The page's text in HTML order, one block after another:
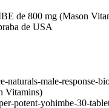
de 800 mg (Mason
de USA
naturals-male-response-
Vitamins)
potent-yohimbe-30-